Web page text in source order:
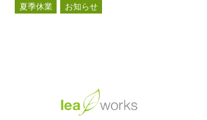
夏季休業 お知らせ